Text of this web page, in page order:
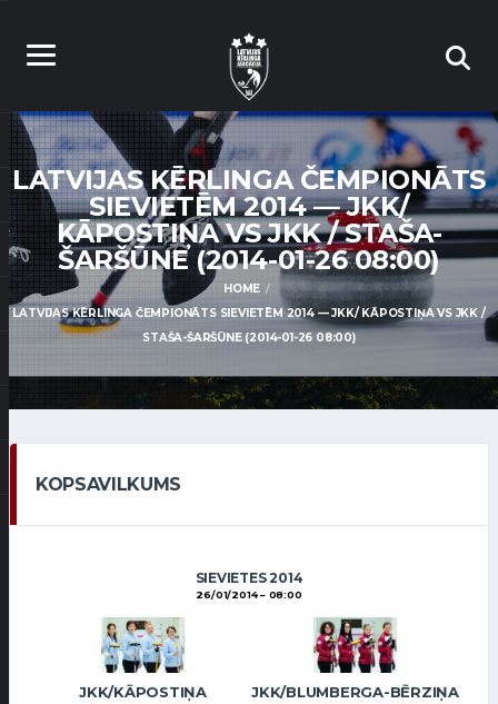
LATVIJAS KĒRLINGA ČEMPIONĀTS
SIEVIETĒM 2014 — JKK/
KĀPOSTIŅA VS JKK / STAŠA-
ŠARŠŪNE (2014-01-26 08:00)
HOME
LATVIJAS KĒRLINGA ČEMPIONĀTS SIEVIETĒM 2014 — JKK/ KĀPOSTIŅA VS JKK /
STAŠA-ŠARŠŪNE (2014-01-26 08:00)
KOPSAVILKUMS
SIEVIETES 2014
26/01/2014 08:00
JKK/KĀPOSTIŅA JKK/BLUMBERGA-BĒRZIŅA